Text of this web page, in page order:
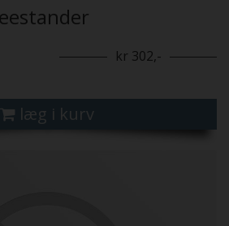
kr 302,-
læg i kurv